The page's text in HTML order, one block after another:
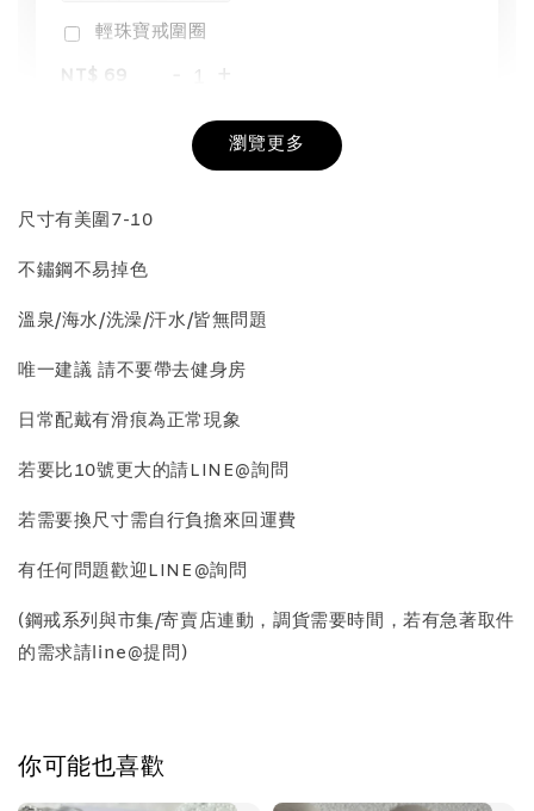
輕珠寶戒圍圈
NT$ 69
+
質感飾品收納盒
NT$ 298
-
瀏覽更多
尺寸有美圍7-10
不鏽鋼不易掉色
溫泉/海水/洗澡/汗水/皆無問題
唯一建議 請不要帶去健身房
日常配戴有滑痕為正常現象
若要比10號更大的請LINE@詢問
若需要換尺寸需自行負擔來回運費
有任何問題歡迎LINE@詢問
(鋼戒系列與市集/寄賣店連動，調貨需要時間，若有急著取件
的需求請line@提問)
你可能也喜歡